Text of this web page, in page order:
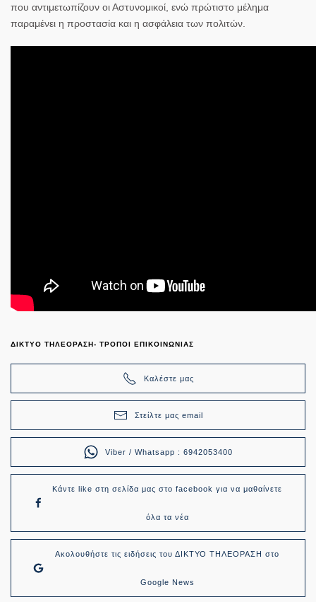
που αντιμετωπίζουν οι Αστυνομικοί, ενώ πρώτιστο μέλημα
παραμένει η προστασία και η ασφάλεια των πολιτών.
ΔΙΚΤΥΟ ΤΗΛΕΟΡΑΣΗ- ΤΡΟΠΟΙ ΕΠΙΚΟΙΝΩΝΙΑΣ
Καλέστε μας
Στείλτε μας email
Viber / Whatsapp : 6942053400
Κάντε like στη σελίδα μας στο facebook για να μαθαίνετε
όλα τα νέα
Ακολουθήστε τις ειδήσεις του ΔΙΚΤΥΟ ΤΗΛΕΟΡΑΣΗ στο
Google News